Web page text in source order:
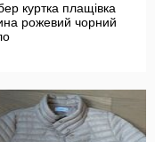
куртка плащівка
рожевий чорний